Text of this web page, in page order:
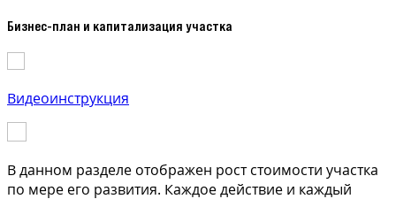
Бизнес-план и капитализация участка
Видеоинструкция
В данном разделе отображен рост стоимости участка
по мере его развития. Каждое действие и каждый